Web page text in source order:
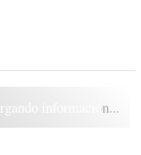
información...